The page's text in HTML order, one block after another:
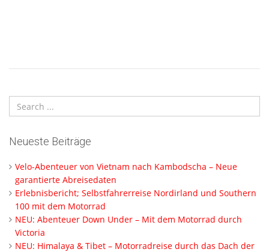
Neueste Beiträge
Velo-Abenteuer von Vietnam nach Kambodscha – Neue
garantierte Abreisedaten
Erlebnisbericht; Selbstfahrerreise Nordirland und Southern
100 mit dem Motorrad
NEU: Abenteuer Down Under – Mit dem Motorrad durch
Victoria
NEU: Himalaya & Tibet – Motorradreise durch das Dach der